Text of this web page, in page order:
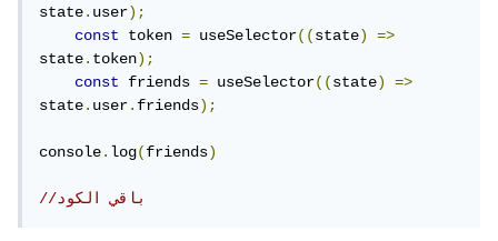
state.user);
const
token = useSelector((state)
=>
state.token);
const
friends = useSelector((state)
=>
state.user.friends);
console.log(friends)
//باقي الكود